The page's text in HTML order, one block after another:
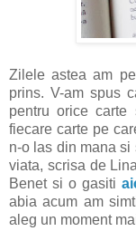
Zilele astea am
prins. V-am spus
pentru orice
fiecare carte pe
n-o las din mana
viata, scrisa de
Benet si o gasiti
abia acum am
aleg un moment